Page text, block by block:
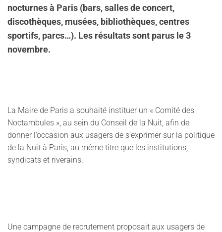
nocturnes à Paris (bars, salles de concert,
discothèques, musées, bibliothèques, centres
sportifs, parcs…). Les résultats sont parus le 3
novembre.
La Maire de Paris a souhaité instituer un « Comité des
Noctambules », au sein du Conseil de la Nuit, afin de
donner l’occasion aux usagers de s’exprimer sur la politique
de la Nuit à Paris, au même titre que les institutions,
syndicats et riverains.
Une campagne de recrutement proposait aux usagers de